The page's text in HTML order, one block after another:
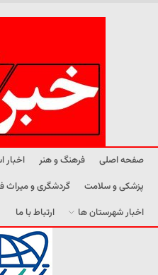
صفحه اصلی فرهنگ و هنر اخبار
پزشکی و سلامت
گردشگری و میراث
اخبار شهرستان ها
ارتباط با ما